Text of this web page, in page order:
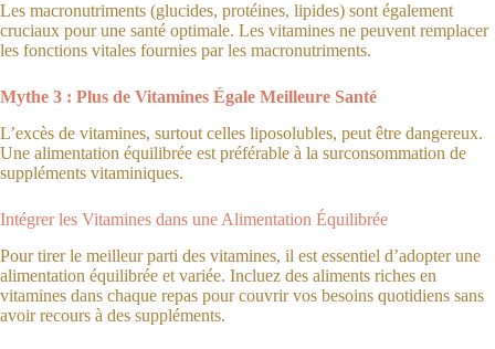
Les macronutriments (glucides, protéines, lipides) sont également
cruciaux pour une santé optimale. Les vitamines ne peuvent remplacer
les fonctions vitales fournies par les macronutriments.
Mythe 3 : Plus de Vitamines Égale Meilleure Santé
L’excès de vitamines, surtout celles liposolubles, peut être dangereux.
Une alimentation équilibrée est préférable à la surconsommation de
suppléments vitaminiques.
Intégrer les Vitamines dans une Alimentation Équilibrée
Pour tirer le meilleur parti des vitamines, il est essentiel d’adopter une
alimentation équilibrée et variée. Incluez des aliments riches en
vitamines dans chaque repas pour couvrir vos besoins quotidiens sans
avoir recours à des suppléments.